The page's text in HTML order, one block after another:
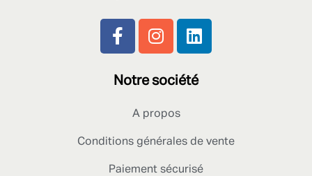
Notre société
A propos
Conditions générales de vente
Paiement sécurisé